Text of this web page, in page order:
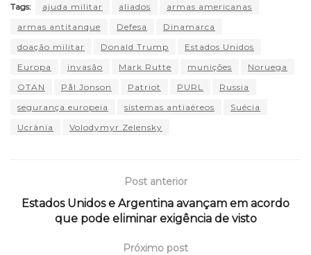
Tags: ajuda militar aliados
armas americanas
armas antitanque
Defesa
Dinamarca
doação militar
Donald Trump
Estados Unidos
Europa
invasão Mark Rutte munições
Noruega
OTAN
Pål Jonson Patriot PURL
Russia
segurança europeia
sistemas antiaéreos
Suécia
Ucrânia
Volodymyr Zelensky
Post anterior
Estados Unidos e Argentina avançam em acordo
que pode eliminar exigência de visto
Próximo post